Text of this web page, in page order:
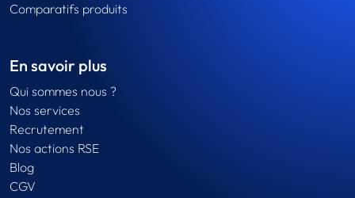
Comparatifs produits
En savoir plus
Qui sommes nous ?
Nos services
Recrutement
Nos actions RSE
Blog
CGV